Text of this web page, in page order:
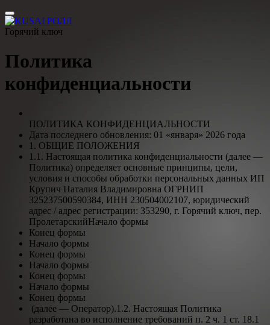
Горячий ключ
Политика
конфиденциальности
ПОЛИТИКА КОНФИДЕНЦИАЛЬНОСТИ
Дата последнего обновления: 01 «января» 2026 года
1. ОБЩИЕ ПОЛОЖЕНИЯ
1.1. Настоящая политика конфиденциальности (далее —
Политика) определяет основные принципы, цели,
условия и способы обработки персональных данных ИП
Крупич Наталия Владимировна ОГРНИП
325237500590384, ИНН 230504002107, юридический
адрес / адрес регистрации: 353290, г. Горячий ключ, пер.
ПролетарскийНачало формы
Конец формы
Начало формы
Конец формы
Начало формы
Конец формы
Начало формы
Конец формы
(далее — Оператор).1.2. Настоящая Политика
разработана во исполнение требований п. 2 ч. 1 ст. 18.1